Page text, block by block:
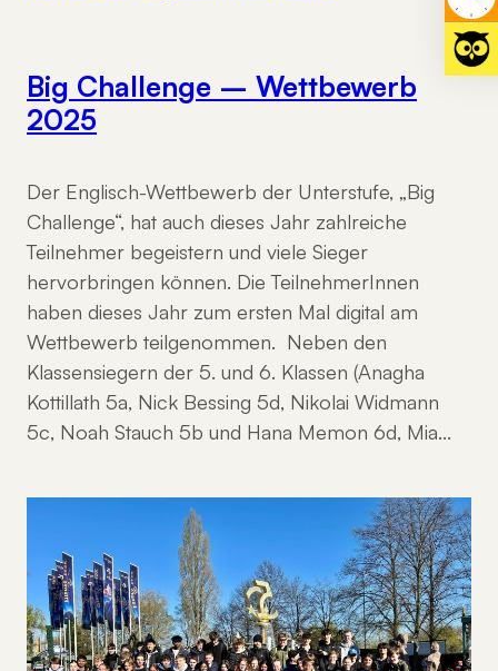
Big Challenge – Wettbewerb
2025
Der Englisch-Wettbewerb der Unterstufe, „Big
Challenge“, hat auch dieses Jahr zahlreiche
Teilnehmer begeistern und viele Sieger
hervorbringen können. Die TeilnehmerInnen
haben dieses Jahr zum ersten Mal digital am
Wettbewerb teilgenommen. Neben den
Klassensiegern der 5. und 6. Klassen (Anagha
Kottillath 5a, Nick Bessing 5d, Nikolai Widmann
5c, Noah Stauch 5b und Hana Memon 6d, Mia…